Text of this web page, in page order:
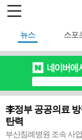
뉴스 스포
李정부 공공의료
탄력
부산침례병원 조속 사